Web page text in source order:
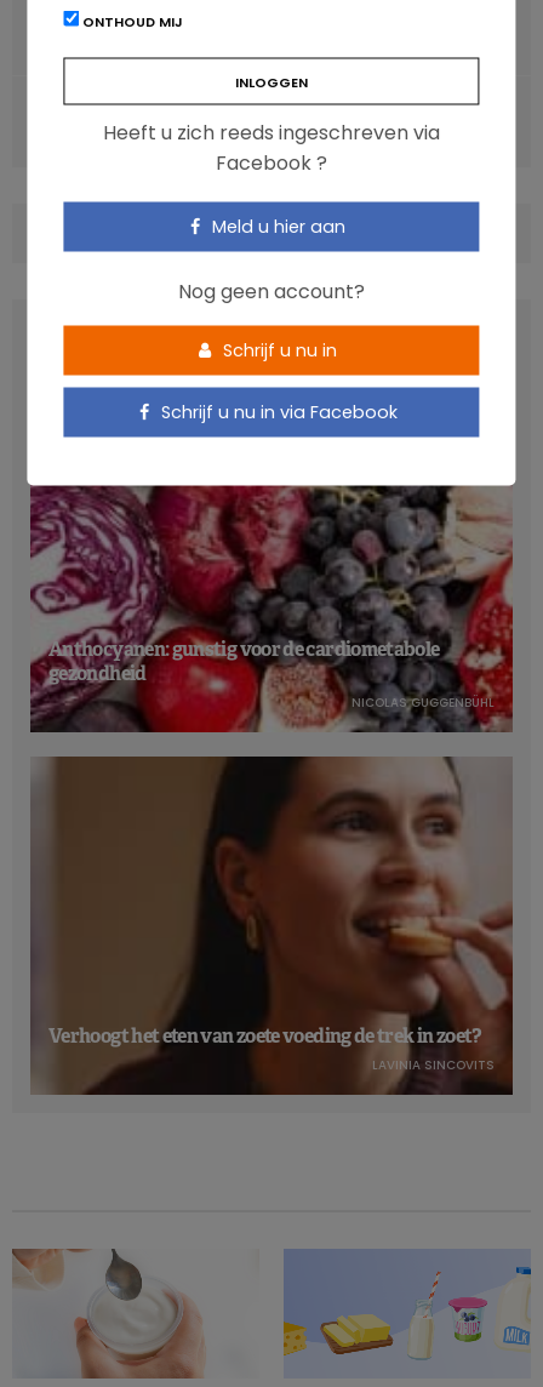
VOLGENDE ARTIKEL
Google identificeert voedselvergiftigingen in real time
LATEST POSTS
Anthocyanen: gunstig voor de cardiometabole
gezondheid
NICOLAS GUGGENBÜHL
Verhoogt het eten van zoete voeding de trek in zoet?
LAVINIA SINCOVITS
ONTHOUD MIJ
Heeft u zich reeds ingeschreven via
Facebook ?
Meld u hier aan
Nog geen account?
Schrijf u nu in
Schrijf u nu in via Facebook